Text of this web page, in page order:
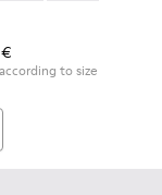
to size